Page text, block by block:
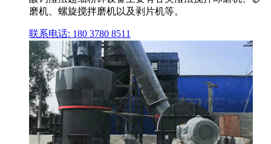
磨机、螺旋搅拌磨机以及剥片机等。
联系电话: 180 3780 8511